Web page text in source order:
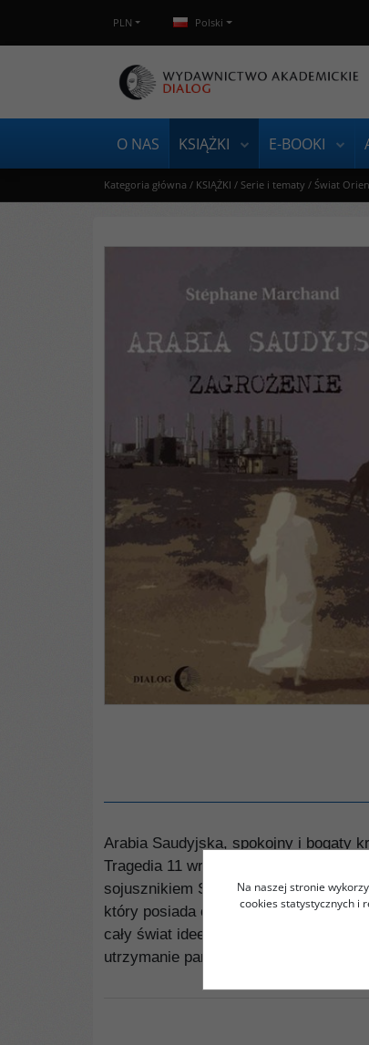
PLN Polski
O NAS KSIĄŻKI E-BOOKI
Kategoria główna / KSIĄŻKI / Serie i tematy / Świat
Arabia Saudyjska, spokojny i bogaty
Tragedia 11 września zaszokowała
sojusznikiem Stanów Zjednoczonych
który posiada czwartą część
cały świat idee zacofania i
utrzymanie panującej rodziny Saudów?
Na naszej stronie
cookies statystycznych i